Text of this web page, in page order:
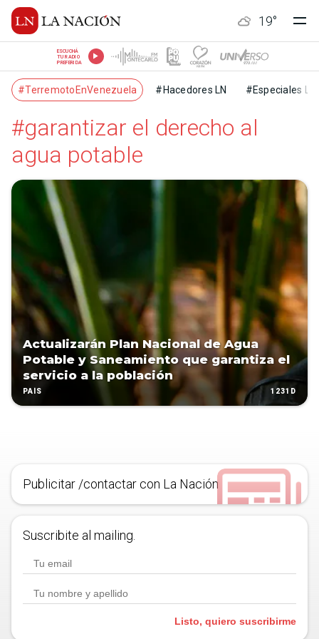
19°
ESCUCHÁ
TU RADIO
PREFERIDA
#TerremotoEnVenezuela #Hacedores LN #Especiales LN
#garantizar el derecho al
agua potable
Actualizarán Plan Nacional de Agua
Potable y Saneamiento que garantiza el
servicio a la población
PAÍS 1231D
Publicitar /contactar con La Nación
Suscribite al mailing.
Listo, quiero suscribirme